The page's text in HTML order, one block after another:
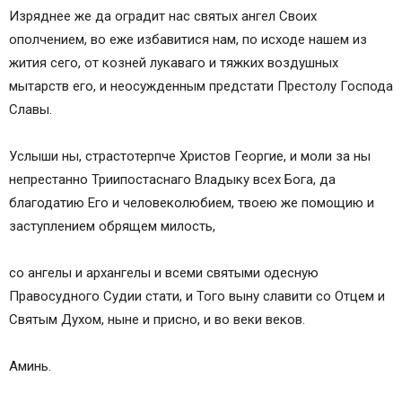
Изряднее же да оградит нас святых ангел Своих
ополчением, во еже избавитися нам, по исходе нашем из
жития сего, от козней лукаваго и тяжких воздушных
мытарств его, и неосужденным предстати Престолу Господа
Славы.
Услыши ны, страстотерпче Христов Георгие, и моли за ны
непрестанно Триипостаснаго Владыку всех Бога, да
благодатию Его и человеколюбием, твоею же помощию и
заступлением обрящем милость,
со ангелы и архангелы и всеми святыми одесную
Правосудного Судии стати, и Того выну славити со Отцем и
Святым Духом, ныне и присно, и во веки веков.
Аминь.